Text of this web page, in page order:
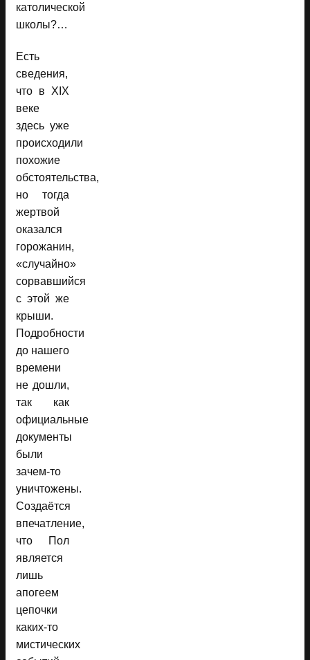
католической
школы?…
Есть
сведения,
что в XIX
веке
здесь уже
происходили
похожие
обстоятельства,
но тогда
жертвой
оказался
горожанин,
«случайно»
сорвавшийся
с этой же
крыши.
Подробности
до нашего
времени
не дошли,
так как
официальные
документы
были
зачем-то
уничтожены.
Создаётся
впечатление,
что Пол
является
лишь
апогеем
цепочки
каких-то
мистических